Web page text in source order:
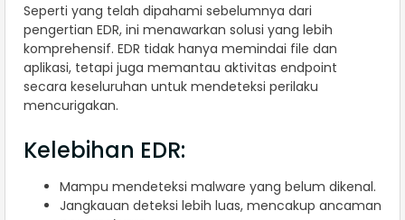
Seperti yang telah dipahami sebelumnya dari
pengertian EDR, ini menawarkan solusi yang lebih
komprehensif. EDR tidak hanya memindai file dan
aplikasi, tetapi juga memantau aktivitas endpoint
secara keseluruhan untuk mendeteksi perilaku
mencurigakan.
Kelebihan EDR:
Mampu mendeteksi malware yang belum dikenal.
Jangkauan deteksi lebih luas, mencakup ancaman